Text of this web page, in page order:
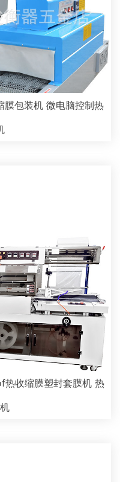
膜包装机 微电脑控制热
收缩膜塑封套膜机 热